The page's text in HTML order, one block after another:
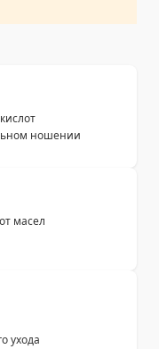
ношении
масел
ухода